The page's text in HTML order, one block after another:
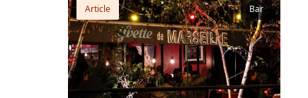
Bar
Article